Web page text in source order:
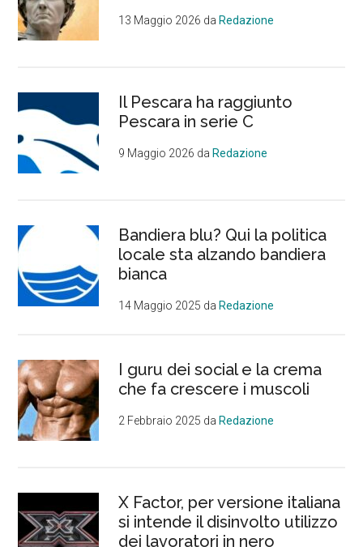
13 Maggio 2026 da Redazione
Il Pescara ha raggiunto
Pescara in serie C
9 Maggio 2026 da Redazione
Bandiera blu? Qui la politica
locale sta alzando bandiera
bianca
14 Maggio 2025 da Redazione
I guru dei social e la crema
che fa crescere i muscoli
2 Febbraio 2025 da Redazione
X Factor, per versione italiana
si intende il disinvolto utilizzo
dei lavoratori in nero